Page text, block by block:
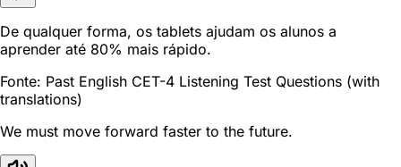
De qualquer forma, os tablets ajudam os alunos a
aprender até 80% mais rápido.
Fonte: Past English CET-4 Listening Test Questions (with
translations)
We must move forward faster to the future.